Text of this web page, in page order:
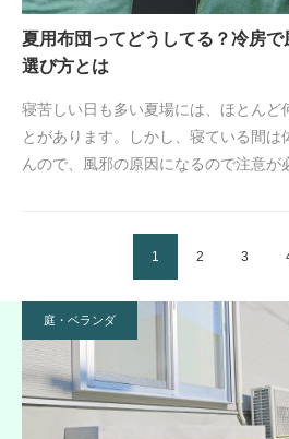
夏用布団ってどうしてる？冷房
選び方とは
寝苦しい日も多い夏場には、ほとんど
とがあります。しかし、寝ている間
んので、風邪の原因になるので注意
1 2 3
庭・ベランダ